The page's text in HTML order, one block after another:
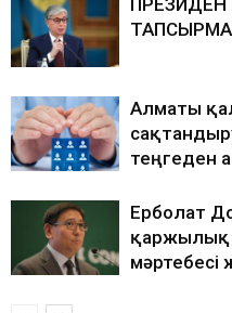
ТАПСЫРМА
Алматы
теңгеден
Ерболат
қаржылық